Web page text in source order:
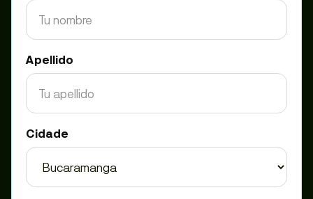
Apellido
Cidade